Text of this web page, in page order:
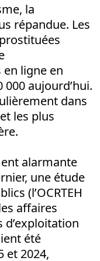
la
répandue. Les
en ligne en
000 aujourd’hui.
dans
les plus
alarmante
une étude
(l’OCRTEH
affaires
d’exploitation
été
et 2024,